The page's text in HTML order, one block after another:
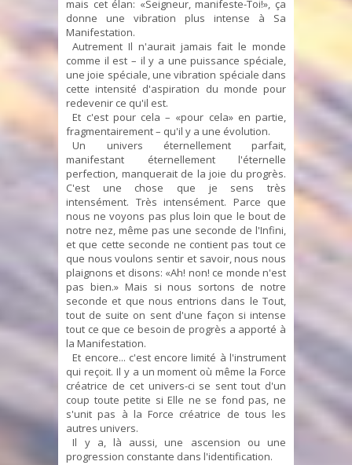
mais cet élan: «Seigneur, manifeste-Toi!», ça
donne une vibration plus intense à Sa
Manifestation.
Autrement Il n'aurait jamais fait le monde
comme il est – il y a une puissance spéciale,
une joie spéciale, une vibration spéciale dans
cette intensité d'aspiration du monde pour
redevenir ce qu'il est.
Et c'est pour cela – «pour cela» en partie,
fragmentairement – qu'il y a une évolution.
Un univers éternellement parfait,
manifestant éternellement l'éternelle
perfection, manquerait de la joie du progrès.
C'est une chose que je sens très
intensément. Très intensément. Parce que
nous ne voyons pas plus loin que le bout de
notre nez, même pas une seconde de l'Infini,
et que cette seconde ne contient pas tout ce
que nous voulons sentir et savoir, nous nous
plaignons et disons: «Ah! non! ce monde n'est
pas bien.» Mais si nous sortons de notre
seconde et que nous entrions dans le Tout,
tout de suite on sent d'une façon si intense
tout ce que ce besoin de progrès a apporté à
la Manifestation.
Et encore... c'est encore limité à l'instrument
qui reçoit. Il y a un moment où même la Force
créatrice de cet univers-ci se sent tout d'un
coup toute petite si Elle ne se fond pas, ne
s'unit pas à la Force créatrice de tous les
autres univers.
Il y a, là aussi, une ascension ou une
progression constante dans l'identification.